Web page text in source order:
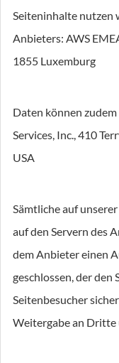
Seiteninhalte nutzen
Anbieters: AWS
1855 Luxemburg
Daten können
Services, Inc., 410
USA
Sämtliche auf
auf den Servern des
dem Anbieter einen
geschlossen, der den
Seitenbesucher
Weitergabe an Dritte